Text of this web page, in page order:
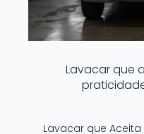
Lavacar que
Lavacar que